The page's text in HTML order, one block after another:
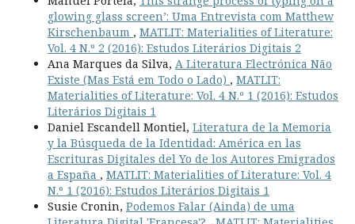
glowing glass screen’: Uma Entrevista com Matthew
Kirschenbaum , MATLIT: Materialities of Literature:
Vol. 4 N.º 2 (2016): Estudos Literários Digitais 2
Ana Marques da Silva, A Literatura Electrónica Não
Existe (Mas Está em Todo o Lado) , MATLIT:
Materialities of Literature: Vol. 4 N.º 1 (2016): Estudos
Literários Digitais 1
Daniel Escandell Montiel, Literatura de la Memoria
y la Búsqueda de la Identidad: América en las
Escrituras Digitales del Yo de los Autores Emigrados
a España , MATLIT: Materialities of Literature: Vol. 4
N.º 1 (2016): Estudos Literários Digitais 1
Susie Cronin, Podemos Falar (Ainda) de uma